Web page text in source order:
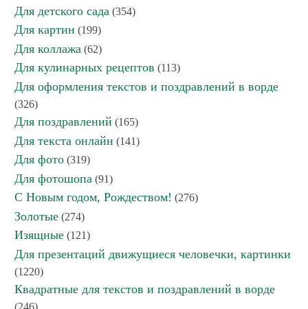
Для детского сада (354)
Для картин (199)
Для коллажа (62)
Для кулинарных рецептов (113)
Для оформления текстов и поздравлений в ворде
(326)
Для поздравлений (165)
Для текста онлайн (141)
Для фото (319)
Для фотошопа (91)
С Новым годом, Рождеством! (276)
Золотые (274)
Изящные (121)
Для презентаций движущиеся человечки, картинки
(1220)
Квадратные для текстов и поздравлений в ворде
(246)